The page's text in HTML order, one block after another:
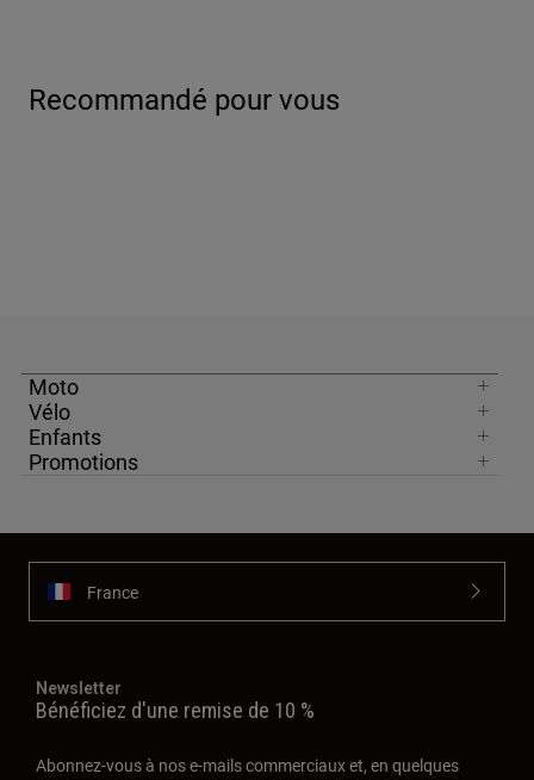
Recommandé pour vous
Moto
Vélo
Enfants
Promotions
France
Newsletter
Bénéficiez d'une remise de 10 %
Abonnez-vous à nos e-mails commerciaux et, en quelques